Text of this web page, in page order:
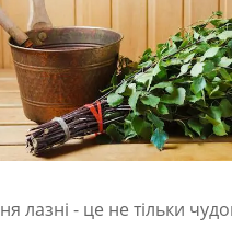
лазні - це не тільки